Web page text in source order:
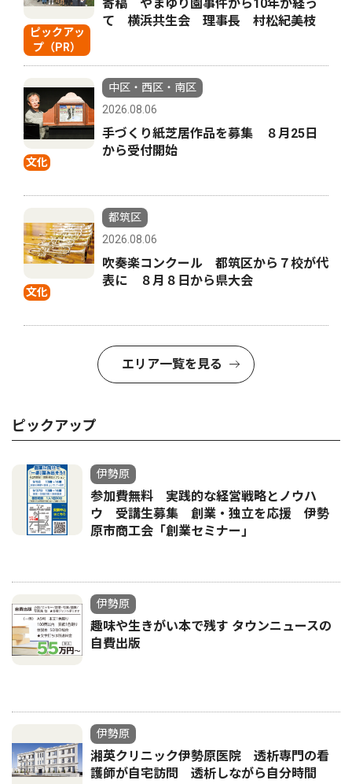
ピックアッ
プ（PR）
寄稿 やまゆり園事件から10年が経っ
て 横浜共生会 理事長 村松紀美枝
文化
中区・西区・南区
2026.08.06
手づくり紙芝居作品を募集 ８月25日
から受付開始
文化
都筑区
2026.08.06
吹奏楽コンクール 都筑区から７校が代
表に ８月８日から県大会
エリア一覧を見る
ピックアップ
伊勢原
参加費無料 実践的な経営戦略とノウハ
ウ 受講生募集 創業・独立を応援 伊勢
原市商工会「創業セミナー｣
伊勢原
趣味や生きがい本で残す タウンニュースの
自費出版
伊勢原
湘英クリニック伊勢原医院 透析専門の看
護師が自宅訪問 透析しながら自分時間